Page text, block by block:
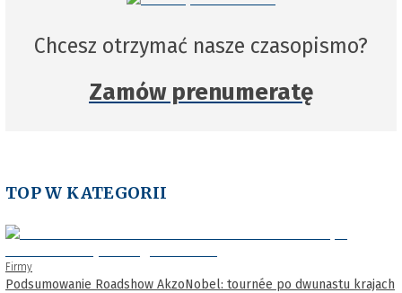
Chcesz otrzymać nasze czasopismo?
Zamów prenumeratę
TOP W KATEGORII
Firmy
Podsumowanie Roadshow AkzoNobel: tournée po dwunastu krajach